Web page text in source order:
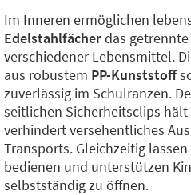
Im Inneren ermöglichen
Edelstahlfächerdas
verschiedener Lebensmittel.
aus robustem PP-Kunststoff
zuverlässig im Schulranzen.
seitlichen Sicherheitsclips
verhindert versehentliches
Transports. Gleichzeitig
bedienen und unterstützen
selbstständig zu öffnen.